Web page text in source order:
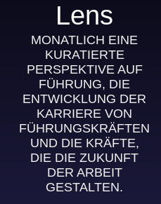
Lens
MONATLICH EINE
KURATIERTE
PERSPEKTIVE AUF
FÜHRUNG, DIE
ENTWICKLUNG DER
KARRIERE VON
FÜHRUNGSKRÄFTEN
UND DIE KRÄFTE,
DIE DIE ZUKUNFT
DER ARBEIT
GESTALTEN.